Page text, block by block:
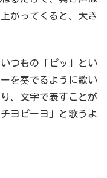
がってくると、大き
つもの「ピッ」とい
を奏でるように歌い
、文字で表すことが
ヨピーヨ」と歌うよ